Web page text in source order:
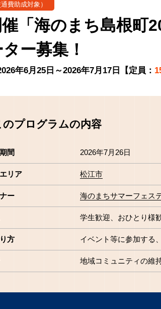
費助成対象）
「海のまち島根町
ー募集！
年6月25日～2026年7月17日 【定員：
のプログラムの内容
間 2026年7月26日
リア 松江市
ー 海のまちサマーフェス
学生歓迎 おひとり様
方 イベント等に参加する
地域コミュニティの維